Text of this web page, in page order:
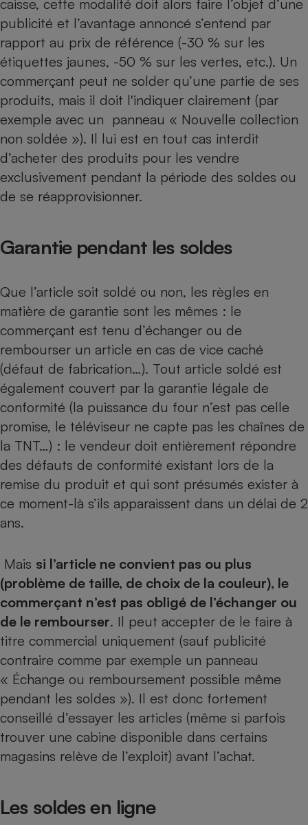
caisse, cette modalité doit alors faire l’objet d’une
publicité et l’avantage annoncé s’entend par
rapport au prix de référence (-30 % sur les
étiquettes jaunes, -50 % sur les vertes, etc.). Un
commerçant peut ne solder qu’une partie de ses
produits, mais il doit l'indiquer clairement (par
exemple avec un panneau « Nouvelle collection
non soldée »). Il lui est en tout cas interdit
d’acheter des produits pour les vendre
exclusivement pendant la période des soldes ou
de se réapprovisionner.
Garantie pendant les soldes
Que l’article soit soldé ou non, les règles en
matière de garantie sont les mêmes : le
commerçant est tenu d’échanger ou de
rembourser un article en cas de vice caché
(défaut de fabrication…). Tout article soldé est
également couvert par la garantie légale de
conformité (la puissance du four n’est pas celle
promise, le téléviseur ne capte pas les chaînes de
la TNT…) : le vendeur doit entièrement répondre
des défauts de conformité existant lors de la
remise du produit et qui sont présumés exister à
ce moment-là s’ils apparaissent dans un délai de 2
ans.
Mais si l’article ne convient pas ou plus
(problème de taille, de choix de la couleur), le
commerçant n’est pas obligé de l’échanger ou
de le rembourser. Il peut accepter de le faire à
titre commercial uniquement (sauf publicité
contraire comme par exemple un panneau
« Échange ou remboursement possible même
pendant les soldes »). Il est donc fortement
conseillé d’essayer les articles (même si parfois
trouver une cabine disponible dans certains
magasins relève de l’exploit) avant l’achat.
Les soldes en ligne
Robot ménager